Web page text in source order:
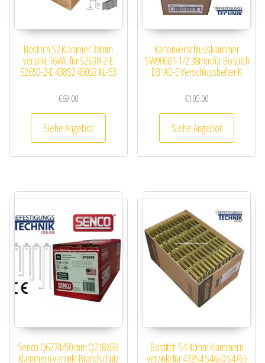
Bostitch S2 Klammer 38mm
verzinkt 16WC für S2638-2-E
S2650-2-E 438S2 450S2 KL-53
€69.00
Siehe Angebot
Kartonverschlussklammer
SW90601-1/2 38mm für Bostitch
D31AD-E Verschlusshefter K
€105.00
Siehe Angebot
Senco Q6774/50 mm Q21BXBB
Klammern verzinkt Brandschutz
Bostitch S4 40mm Klammern
verzinkt für 438S4 S4650 S4765